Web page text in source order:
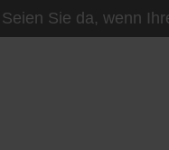
Seien Sie da, wenn